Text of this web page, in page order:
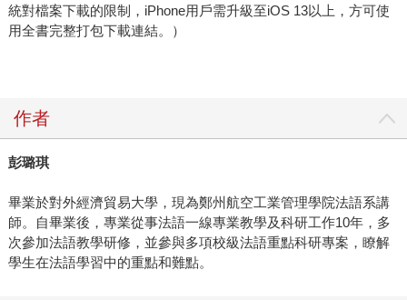
統對檔案下載的限制，iPhone用戶需升級至iOS 13以上，方可使
用全書完整打包下載連結。）
作者
彭璐琪
畢業於對外經濟貿易大學，現為鄭州航空工業管理學院法語系講
師。自畢業後，專業從事法語一線專業教學及科研工作10年，多
次參加法語教學研修，並參與多項校級法語重點科研專案，瞭解
學生在法語學習中的重點和難點。